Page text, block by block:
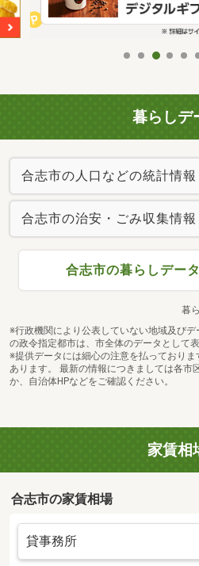
暮らしデ
合志市の人口などの統計情報
合志市の治安・ごみ収集情報
合志市の暮らしデー
暮
※行政機関により公表していない地域及び
の政令指定都市は、市全体のデータとして表
※提供データには細心の注意を払っており
あります。 最新の情報につきましては各市
か、自治体HPなどをご確認ください。
家賃相
合志市の家賃相場